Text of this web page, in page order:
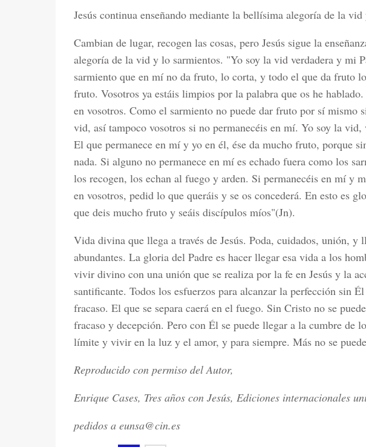
Jesús continua enseñando mediante la bellísima alegoría de la
Cambian de lugar, recogen las cosas, pero Jesús sigue la
alegoría de la vid y lo sarmientos. "Yo soy la vid verdadera y mi
sarmiento que en mí no da fruto, lo corta, y todo el que da fruto
fruto. Vosotros ya estáis limpios por la palabra que os he
en vosotros. Como el sarmiento no puede dar fruto por sí mismo
vid, así tampoco vosotros si no permanecéis en mí. Yo soy la vid,
El que permanece en mí y yo en él, ése da mucho fruto, porque
nada. Si alguno no permanece en mí es echado fuera como los
los recogen, los echan al fuego y arden. Si permanecéis en mí y
en vosotros, pedid lo que queráis y se os concederá. En esto es
que deis mucho fruto y seáis discípulos míos"(Jn).
Vida divina que llega a través de Jesús. Poda, cuidados, unión, y
abundantes. La gloria del Padre es hacer llegar esa vida a los
vivir divino con una unión que se realiza por la fe en Jesús y la
santificante. Todos los esfuerzos para alcanzar la perfección sin
fracaso. El que se separa caerá en el fuego. Sin Cristo no se
fracaso y decepción. Pero con Él se puede llegar a la cumbre de
límite y vivir en la luz y el amor, y para siempre. Más no se
Reproducido con permiso del Autor,
Enrique Cases, Tres años con Jesús, Ediciones internacionales
pedidos a eunsa@cin.es